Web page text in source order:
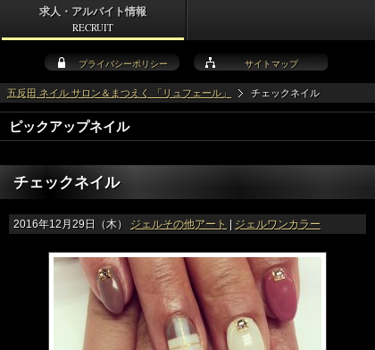
五反田 ネイル サロン＆まつえく 「リュフェール」 チェックネイル
ピックアップネイル
チェックネイル
2016年12月29日（木） ジェルその他アート | ジェルワンカラー
プライバシーポリシー サイトマップ
求人・アルバイト情報
RECRUIT